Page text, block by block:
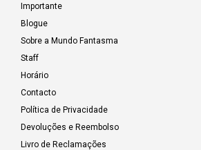
Importante
Blogue
Sobre a Mundo Fantasma
Staff
Horário
Contacto
Política de Privacidade
Devoluções e Reembolso
Livro de Reclamações